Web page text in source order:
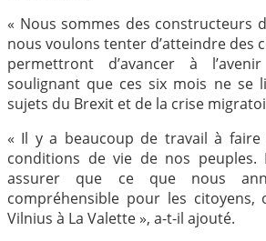
« Nous sommes des constructeurs
nous voulons tenter d’atteindre des
permettront d’avancer à
soulignant que ces six mois ne se
sujets du Brexit et de la crise
« Il y a beaucoup de travail à
conditions de vie de nos peuples.
assurer que ce que nous
compréhensible pour les citoyens,
Vilnius à La Valette », a-t-il ajouté.